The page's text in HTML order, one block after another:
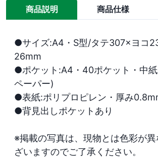
商品説明 商品仕様
●サイズ:A4・S型/タテ307×ヨコ
26mm
●ポケット:A4・40ポケット・中
ペーパー)
●表紙:ポリプロピレン・厚み
●背見出しポケットあり
※掲載の写真は、現物とは色彩が
ざいますのでご了承ください。